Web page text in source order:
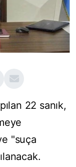
22 sanık,
"suça